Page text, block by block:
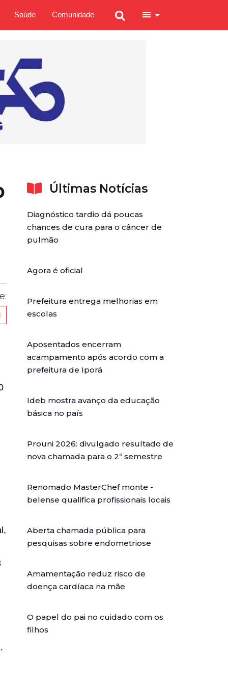
Saúde Comunidade
Últimas Notícias
Diagnóstico tardio dá poucas
chances de cura para o câncer de
pulmão
Agora é oficial
Prefeitura entrega melhorias em
escolas
Aposentados encerram
acampamento após acordo com a
prefeitura de Iporá
Ideb mostra avanço da educação
básica no país
Prouni 2026: divulgado resultado de
nova chamada para o 2º semestre
Renomado MasterChef monte -
belense qualifica profissionais locais
Aberta chamada pública para
pesquisas sobre endometriose
Amamentação reduz risco de
doença cardíaca na mãe
O papel do pai no cuidado com os
filhos